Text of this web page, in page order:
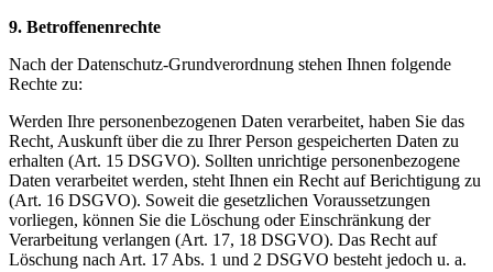
9. Betroffenenrechte
Nach der Datenschutz-Grundverordnung stehen Ihnen folgende
Rechte zu:
Werden Ihre personenbezogenen Daten verarbeitet, haben Sie das
Recht, Auskunft über die zu Ihrer Person gespeicherten Daten zu
erhalten (Art. 15 DSGVO). Sollten unrichtige personenbezogene
Daten verarbeitet werden, steht Ihnen ein Recht auf Berichtigung zu
(Art. 16 DSGVO). Soweit die gesetzlichen Voraussetzungen
vorliegen, können Sie die Löschung oder Einschränkung der
Verarbeitung verlangen (Art. 17, 18 DSGVO). Das Recht auf
Löschung nach Art. 17 Abs. 1 und 2 DSGVO besteht jedoch u. a.